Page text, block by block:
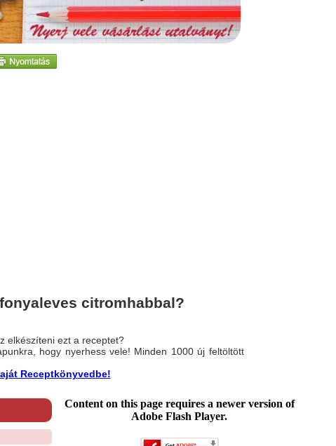
citromhabbal?
elkészíteni ezt a receptet?
hogy nyerhess vele! Minden 1000 új feltöltött
Receptkönyvedbe!
Content on this page requires a newer version of
Adobe Flash Player.